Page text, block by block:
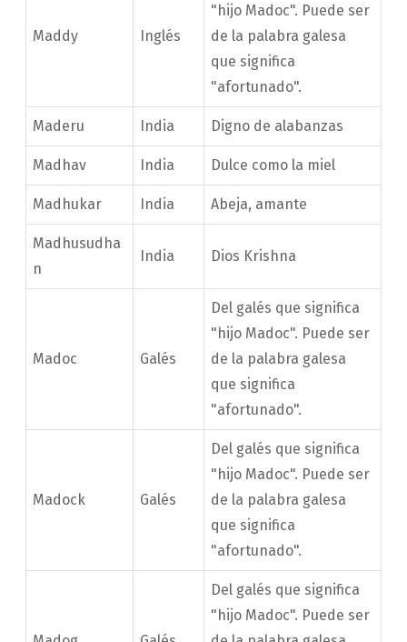
Maddy Inglés
"hijo Madoc". Puede ser
de la palabra galesa
que significa
"afortunado".
Maderu India Digno de alabanzas
Madhav India Dulce como la miel
Madhukar India Abeja, amante
Madhusudha
n
India Dios Krishna
Madoc Galés
Del galés que significa
"hijo Madoc". Puede ser
de la palabra galesa
que significa
"afortunado".
Madock Galés
Del galés que significa
"hijo Madoc". Puede ser
de la palabra galesa
que significa
"afortunado".
Del galés que significa
"hijo Madoc". Puede ser